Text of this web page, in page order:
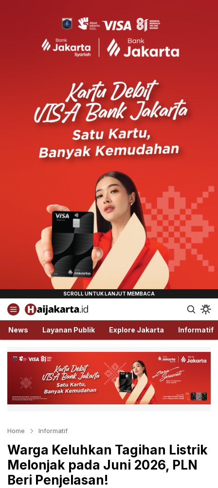
Haijakarta.id
Semua Tentang Jakarta Ada Disini!
News Layanan Publik Explore Jakarta Informatif
Home Informatif
Warga Keluhkan Tagihan Listrik
Melonjak pada Juni 2026, PLN
Beri Penjelasan!